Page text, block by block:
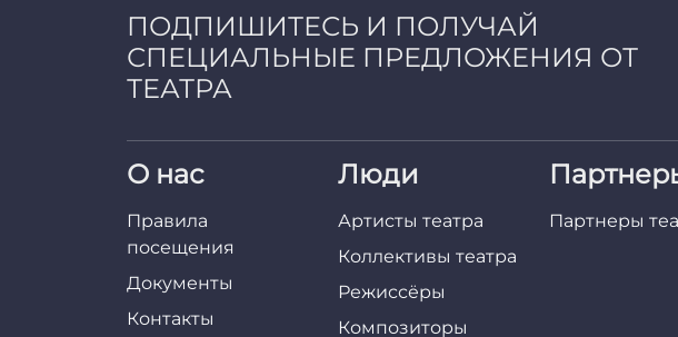
i
n
ПОДПИШИТЕСЬ И ПОЛУЧАЙ
СПЕЦИАЛЬНЫЕ ПРЕДЛОЖЕНИЯ ОТ
ТЕАТРА
О нас
Правила
посещения
Документы
Контакты
Люди
Артисты театра
Коллективы театра
Режиссёры
Композиторы
Партнеры